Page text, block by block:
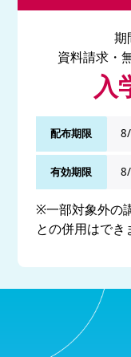
期
資料請求・
入
配布期限
有効期限
※一部対象外の
との併用はでき